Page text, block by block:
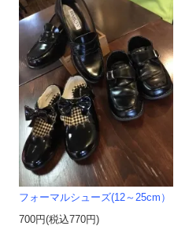
フォーマルシューズ(12～25cm）
700円(税込770円)